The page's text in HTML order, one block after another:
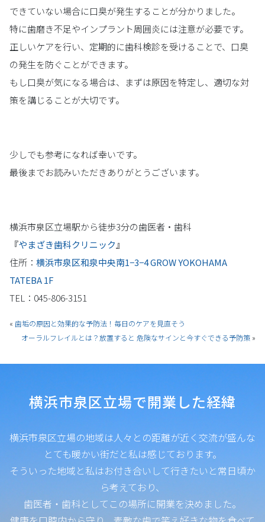
できていない場合に口臭が発生することが分かりました。
特に歯磨き不足やインプラント周囲炎には注意が必要です。
正しいケアを行い、定期的に歯科検診を受けることで、口臭
の発生を防ぐことができます。
もし口臭が気になる場合は、まずは原因を特定し、適切な対
策を講じることが大切です。
少しでも参考になれば幸いです。
最後までお読みいただきありがとうございます。
横浜市泉区立場駅から徒歩3分の歯医者・歯科
『やまざき歯科クリニック 』
住所： 横浜市泉区和泉中央南1−3−4 GROW YOKOHAMA
TATEBA 1F
TEL：045-806-3151
« 歯垢の原因と効果的な予防法！毎日のケアを見直そう
オーラルフレイルとは？放置すると 危険なサインと今すぐできる予防策 »
横浜市泉区立場で開業した経緯
横浜市泉区立場の地域は人々との距離が近く交流が盛んな
とても暖かい街だと私は感じております。
そういった地域と私はお付き合いして行きたいと常日頃か
ら考えており、
歯医者・歯科としてこの場所に開業を決めました。